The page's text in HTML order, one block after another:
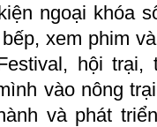
ngoại khóa
xem phim
hội
vào nông
và phát